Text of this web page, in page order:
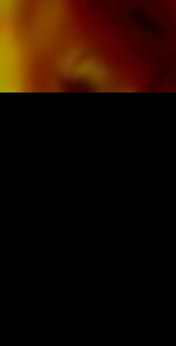
werden auf
produziert. Das leicht
bietet einen guten
Augen bei schwierigen